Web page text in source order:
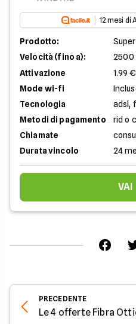
12 mesi di
Prodotto:
Velocità (fino a):
2500
Attivazione
1.99 €
Mode wi-fi
Tecnologia
adsl,
Metodi di pagamento
rid o
Chiamate
Durata vincolo
24
VAI
PRECEDENTE
Le 4 offerte Fibra